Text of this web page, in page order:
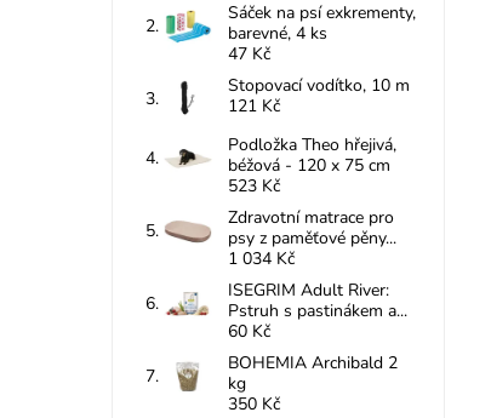
Sáček na psí exkrementy,
barevné, 4 ks
47 Kč
Stopovací vodítko, 10 m
121 Kč
Podložka Theo hřejivá,
béžová - 120 x 75 cm
523 Kč
Zdravotní matrace pro
psy z paměťové pěny...
1 034 Kč
ISEGRIM Adult River:
Pstruh s pastinákem a...
60 Kč
BOHEMIA Archibald 2
kg
350 Kč